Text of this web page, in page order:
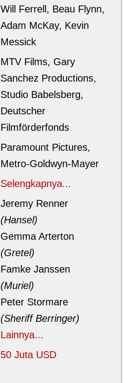
Will Ferrell, Beau Flynn,
Adam McKay, Kevin
Messick
MTV Films, Gary
Sanchez Productions,
Studio Babelsberg,
Deutscher
Filmförderfonds
Paramount Pictures,
Metro-Goldwyn-Mayer
Selengkapnya...
Jeremy Renner
(Hansel)
Gemma Arterton
(Gretel)
Famke Janssen
(Muriel)
Peter Stormare
(Sheriff Berringer)
Lainnya...
50 Juta USD